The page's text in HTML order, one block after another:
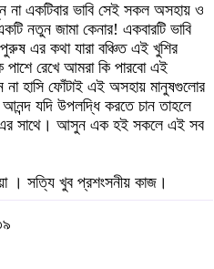
একটিবার ভাবি সেই সকল অসহায় ও
নতুন জামা কেনার! একবারটি ভাবি
এর কথা যারা বঞ্চিত এই খুশির
রেখে আমরা কি পারবো এই
না হাসি ফোঁটাই এই অসহায় মানুষগুলোর
আনন্দ যদি উপলদ্ধি করতে চান তাহলে
এর সাথে। আসুন এক হই সকলে এই সব
। সত্যি খুব প্রশংসনীয় কাজ।